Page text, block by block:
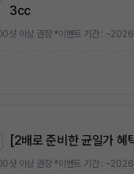
3cc
샷 이상 권장 *이벤트 기간 :
[2배로 준비한 균일가 혜
샷 이상 권장 *이벤트 기간 :